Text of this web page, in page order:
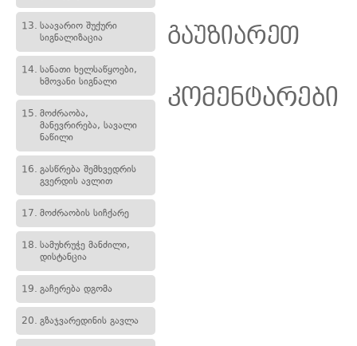
13. საავარიო შუქური
სიგნალიზაცია
14. სანათი ხელსაწყოები,
ხმოვანი სიგნალი
15. მოძრაობა,
მანევრირება, სავალი
ნაწილი
16. გასწრება შემხვედრის
გვერდის ავლით
17. მოძრაობის სიჩქარე
18. სამუხრუჭე მანძილი,
დისტანცია
19. გაჩერება დგომა
20. გზაჯვარედინის გავლა
გაუზიარეთ
კომენტარები